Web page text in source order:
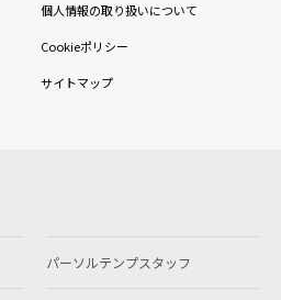
個人情報の取り扱いについて
Cookieポリシー
サイトマップ
パーソルテンプスタッフ